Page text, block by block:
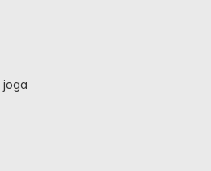
joga